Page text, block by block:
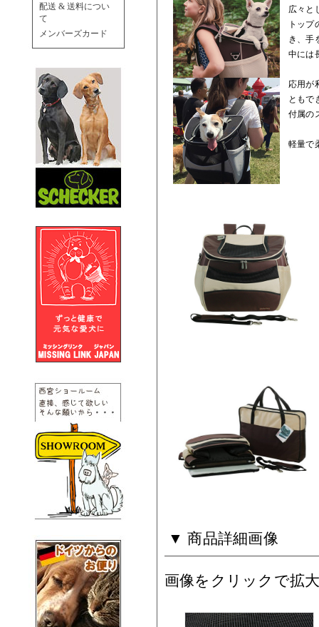
配送 & 送料につい
て
メンバーズカード
広々と
トッ
き、手
中には
応用が
ともで
付属の
軽量で
▼ 商品詳細画像
画像をクリックで拡